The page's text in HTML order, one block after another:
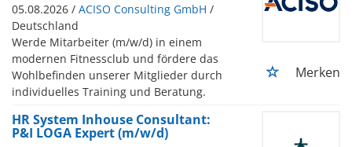
05.08.2026 / ACISO Consulting GmbH /
Deutschland
Werde Mitarbeiter (m/w/d) in einem
modernen Fitnessclub und fördere das
Wohlbefinden unserer Mitglieder durch
individuelles Training und Beratung.
Merken
HR System Inhouse Consultant:
P&I LOGA Expert (m/w/d)